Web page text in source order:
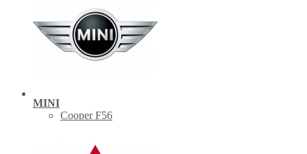
MINI
Cooper F56